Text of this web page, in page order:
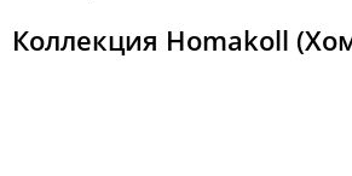
Коллекция Homakoll